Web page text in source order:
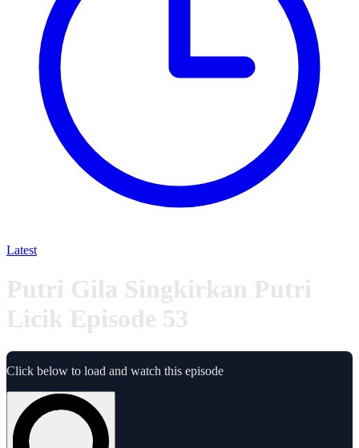
Latest
Putri Gila Singkirkan Putri
Licik Episode 53
Click below to load and watch this episode